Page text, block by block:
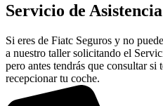
Servicio de
Si eres de Fiatc Seguros y no
a nuestro taller solicitando el
pero antes tendrás que consultar si
recepcionar tu coche.